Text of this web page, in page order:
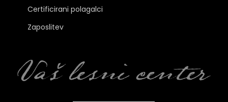
Certificirani polagalci
Zaposlitev